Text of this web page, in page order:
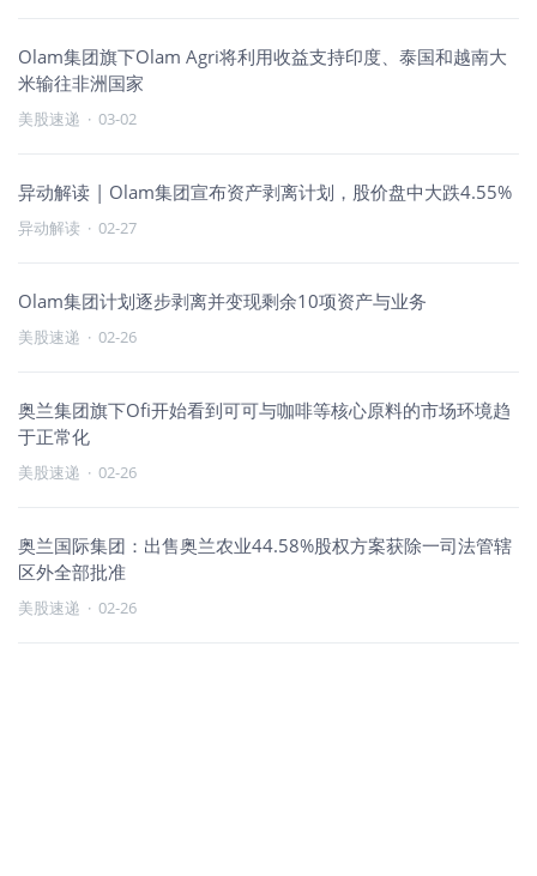
Olam集团旗下Olam Agri将利用收益支持印度、泰国和越南大
米输往非洲国家
美股速递 · 03-02
异动解读 | Olam集团宣布资产剥离计划，股价盘中大跌4.55%
异动解读 · 02-27
Olam集团计划逐步剥离并变现剩余10项资产与业务
美股速递 · 02-26
奥兰集团旗下Ofi开始看到可可与咖啡等核心原料的市场环境趋
于正常化
美股速递 · 02-26
奥兰国际集团：出售奥兰农业44.58%股权方案获除一司法管辖
区外全部批准
美股速递 · 02-26